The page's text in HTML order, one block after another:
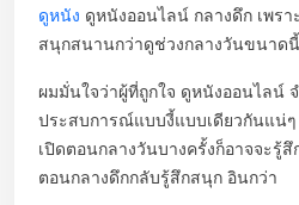
ดูหนัง ดูหนังออนไลน์ กลางดึก เพรา
สนุกสนานกว่าดูช่วงกลางวันขนาดนี้
ผมมั่นใจว่าผู้ที่ถูกใจ ดูหนังออนไลน์
ประสบการณ์แบบงี้แบบเดียวกันแน่ๆ
เปิดตอนกลางวันบางครั้งก็อาจจะรู้
ตอนกลางดึกกลับรู้สึกสนุก อินกว่า